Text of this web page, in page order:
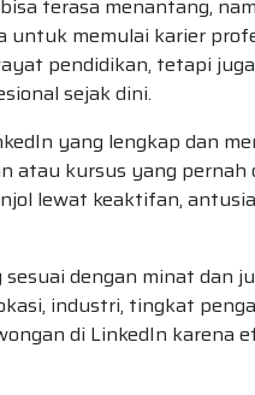
terasa menantang,
untuk memulai karier
pendidikan, tetapi
sejak dini.
yang lengkap dan
atau kursus yang pernah
lewat keaktifan,
dengan minat dan
industri, tingkat
di LinkedIn karena